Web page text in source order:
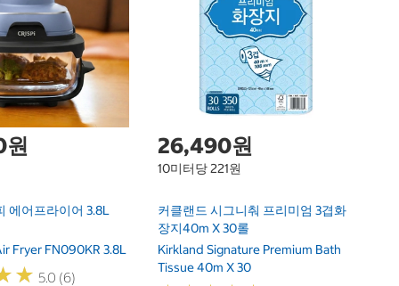
원
에어프라이어 3.8L
Fryer FN090KR 3.8L
★
★ 5.0 (6)
26,490원
10미터당 221원
커클랜드 시그니춰 프리미엄 3겹화
장지40m X 30롤
Kirkland Signature Premium Bath
Tissue 40m X 30